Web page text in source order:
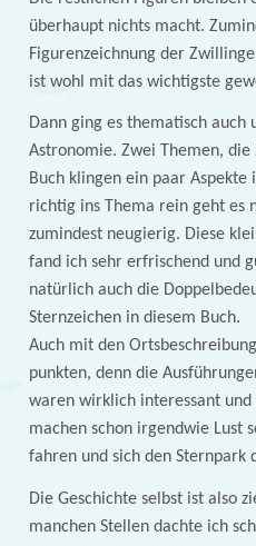
überhaupt nichts macht.
Figurenzeichnung der
ist wohl mit das wichtigste
Dann ging es thematisch auch
Astronomie. Zwei Themen,
Buch klingen ein paar
richtig ins Thema rein geht es
zumindest neugierig. Diese
fand ich sehr erfrischend und
natürlich auch die
Sternzeichen in diesem Buch.
Auch mit den
punkten, denn die
waren wirklich interessant
machen schon irgendwie Lust
fahren und sich den Sternpark
Die Geschichte selbst ist also
manchen Stellen dachte ich